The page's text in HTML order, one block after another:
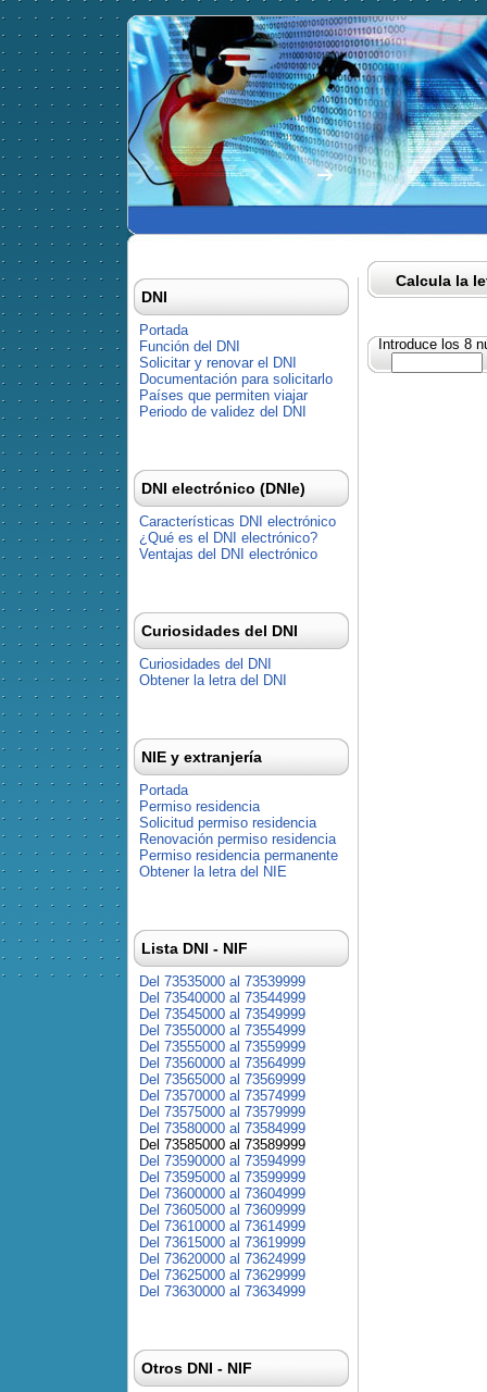
Calcula la
Introduce los 8
DNI
Portada
Función del DNI
Solicitar y renovar el DNI
Documentación para solicitarlo
Países que permiten viajar
Periodo de validez del DNI
DNI electrónico (DNIe)
Características DNI electrónico
¿Qué es el DNI electrónico?
Ventajas del DNI electrónico
Curiosidades del DNI
Curiosidades del DNI
Obtener la letra del DNI
NIE y extranjería
Portada
Permiso residencia
Solicitud permiso residencia
Renovación permiso residencia
Permiso residencia permanente
Obtener la letra del NIE
Lista DNI - NIF
Del 73535000 al 73539999
Del 73540000 al 73544999
Del 73545000 al 73549999
Del 73550000 al 73554999
Del 73555000 al 73559999
Del 73560000 al 73564999
Del 73565000 al 73569999
Del 73570000 al 73574999
Del 73575000 al 73579999
Del 73580000 al 73584999
Del 73585000 al 73589999
Del 73590000 al 73594999
Del 73595000 al 73599999
Del 73600000 al 73604999
Del 73605000 al 73609999
Del 73610000 al 73614999
Del 73615000 al 73619999
Del 73620000 al 73624999
Del 73625000 al 73629999
Del 73630000 al 73634999
Otros DNI - NIF